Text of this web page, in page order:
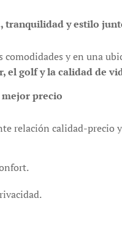
tranquilidad y estilo
y en una
el golf y la calidad de
mejor precio
relación calidad-precio